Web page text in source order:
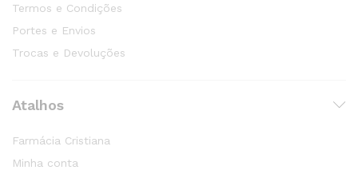
Termos e Condições
Portes e Envios
Trocas e Devoluções
Atalhos
Farmácia Cristiana
Minha conta